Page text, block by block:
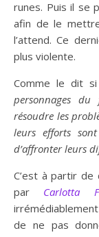
runes. Puis il se
afin de le
l’attend. Ce
plus violente.
Comme le dit
personnages
résoudre les
leurs efforts
d’affronter leurs
C’est à partir
par Carlotta
de ne pas